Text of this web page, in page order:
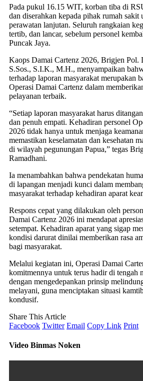
Pada pukul 16.15 WIT, korban tiba di
dan diserahkan kepada pihak rumah sakit
perawatan lanjutan. Seluruh rangkaian
tertib, dan lancar, sebelum personel
Puncak Jaya.
Kaops Damai Cartenz 2026, Brigjen Pol.
S.Sos., S.I.K., M.H., menyampaikan
terhadap laporan masyarakat merupakan
Operasi Damai Cartenz dalam
pelayanan terbaik.
“Setiap laporan masyarakat harus
dan penuh empati. Kehadiran personel
2026 tidak hanya untuk menjaga
memastikan keselamatan dan kesehatan
di wilayah pegunungan Papua,” tegas
Ramadhani.
Ia menambahkan bahwa pendekatan
di lapangan menjadi kunci dalam
masyarakat terhadap kehadiran aparat
Respons cepat yang dilakukan oleh
Damai Cartenz 2026 ini mendapat
setempat. Kehadiran aparat yang sigap
kondisi darurat dinilai memberikan rasa
bagi masyarakat.
Melalui kegiatan ini, Operasi Damai
komitmennya untuk terus hadir di tengah
dengan mengedepankan prinsip
melayani, guna menciptakan situasi
kondusif.
Share This Article
Facebook Twitter Email Copy Link Print
Video Binmas Noken